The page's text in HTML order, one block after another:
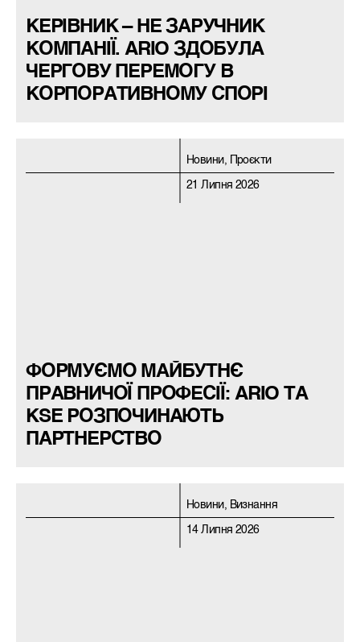
КЕРІВНИК – НЕ ЗАРУЧНИК
КОМПАНІЇ. ARIO ЗДОБУЛА
ЧЕРГОВУ ПЕРЕМОГУ В
КОРПОРАТИВНОМУ СПОРІ
Новини, Проєкти
21 Липня 2026
ФОРМУЄМО МАЙБУТНЄ
ПРАВНИЧОЇ ПРОФЕСІЇ: ARIO ТА
KSE РОЗПОЧИНАЮТЬ
ПАРТНЕРСТВО
Новини, Визнання
14 Липня 2026